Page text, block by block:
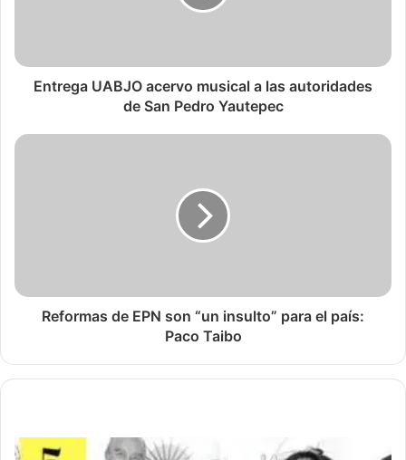
Entrega UABJO acervo musical a las autoridades
de San Pedro Yautepec
Reformas de EPN son “un insulto” para el país:
Paco Taibo